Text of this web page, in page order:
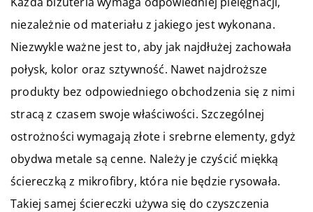
niezależnie od materiału z jakiego jest wykonana.
Niezwykle ważne jest to, aby jak najdłużej zachowała
połysk, kolor oraz sztywność. Nawet najdroższe
produkty bez odpowiedniego obchodzenia się z nimi
stracą z czasem swoje właściwości. Szczególnej
ostrożności wymagają złote i srebrne elementy, gdyż
obydwa metale są cenne. Należy je czyścić miękką
ściereczką z mikrofibry, która nie będzie rysowała.
Takiej samej ściereczki używa się do czyszczenia